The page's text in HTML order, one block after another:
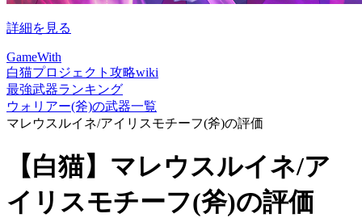
詳細を見る
GameWith
白猫プロジェクト攻略wiki
最強武器ランキング
ウォリアー(斧)の武器一覧
マレウスルイネ/アイリスモチーフ(斧)の評価
【白猫】マレウスルイネ/ア
イリスモチーフ(斧)の評価